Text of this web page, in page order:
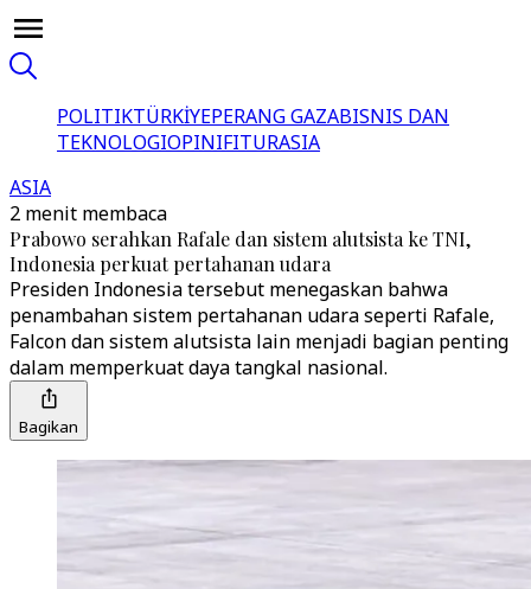
POLITIKTÜRKİYEPERANG GAZABISNIS DAN
TEKNOLOGIOPINIFITURASIA
ASIA
2 menit membaca
Prabowo serahkan Rafale dan sistem alutsista ke TNI,
Indonesia perkuat pertahanan udara
Presiden Indonesia tersebut menegaskan bahwa
penambahan sistem pertahanan udara seperti Rafale,
Falcon dan sistem alutsista lain menjadi bagian penting
dalam memperkuat daya tangkal nasional.
Bagikan